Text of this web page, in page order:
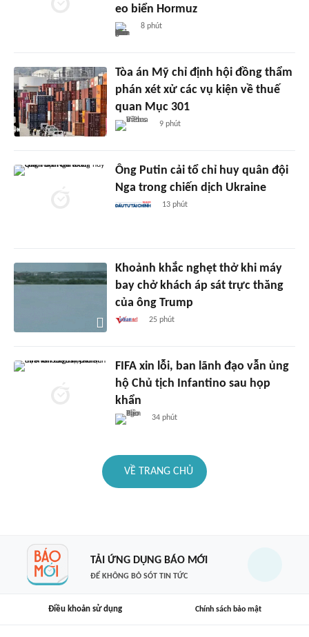
eo biển Hormuz
8 phút
Tòa án Mỹ chỉ định hội đồng thẩm
phán xét xử các vụ kiện về thuế
quan Mục 301
9 phút
Ông Putin cải tổ chỉ huy quân đội
Nga trong chiến dịch Ukraine
13 phút
Khoảnh khắc nghẹt thở khi máy
bay chở khách áp sát trực thăng
của ông Trump
25 phút
FIFA xin lỗi, ban lãnh đạo vẫn ủng
hộ Chủ tịch Infantino sau họp
khẩn
34 phút
VỀ TRANG CHỦ
TẢI ỨNG DỤNG BÁO MỚI
ĐỂ KHÔNG BỎ SÓT TIN TỨC
Điều khoản sử dụng Chính sách bảo mật